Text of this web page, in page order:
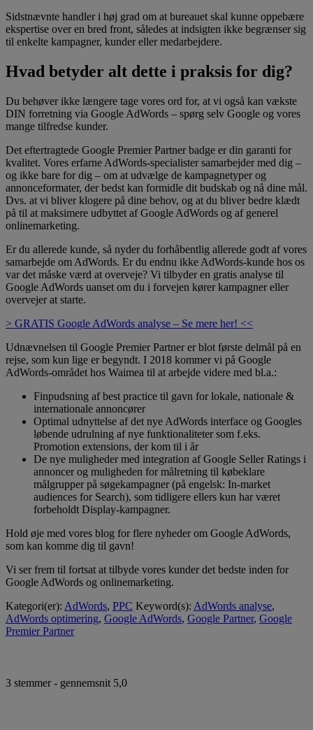
Sidstnævnte handler i høj grad om at bureauet skal kunne oppebære
ekspertise over en bred front, således at indsigten ikke begrænser sig
til enkelte kampagner, kunder eller medarbejdere.
Hvad betyder alt dette i praksis for dig?
Du behøver ikke længere tage vores ord for, at vi også kan vækste
DIN forretning via Google AdWords – spørg selv Google og vores
mange tilfredse kunder.
Det eftertragtede Google Premier Partner badge er din garanti for
kvalitet. Vores erfarne AdWords-specialister samarbejder med dig –
og ikke bare for dig – om at udvælge de kampagnetyper og
annonceformater, der bedst kan formidle dit budskab og nå dine mål.
Dvs. at vi bliver klogere på dine behov, og at du bliver bedre klædt
på til at maksimere udbyttet af Google AdWords og af generel
onlinemarketing.
Er du allerede kunde, så nyder du forhåbentlig allerede godt af vores
samarbejde om AdWords. Er du endnu ikke AdWords-kunde hos os
var det måske værd at overveje? Vi tilbyder en gratis analyse til
Google AdWords uanset om du i forvejen kører kampagner eller
overvejer at starte.
> GRATIS Google AdWords analyse – Se mere her! <<
Udnævnelsen til Google Premier Partner er blot første delmål på en
rejse, som kun lige er begyndt. I 2018 kommer vi på Google
AdWords-området hos Waimea til at arbejde videre med bl.a.:
Finpudsning af best practice til gavn for lokale, nationale &
internationale annoncører
Optimal udnyttelse af det nye AdWords interface og Googles
løbende udrulning af nye funktionaliteter som f.eks.
Promotion extensions, der kom til i år
De nye muligheder med integration af Google Seller Ratings i
annoncer og muligheden for målretning til købeklare
målgrupper på søgekampagner (på engelsk: In-market
audiences for Search), som tidligere ellers kun har været
forbeholdt Display-kampagner.
Hold øje med vores blog for flere nyheder om Google AdWords,
som kan komme dig til gavn!
Vi ser frem til fortsat at tilbyde vores kunder det bedste inden for
Google AdWords og onlinemarketing.
Kategori(er): AdWords, PPC Keyword(s): AdWords analyse,
AdWords optimering, Google AdWords, Google Partner, Google
Premier Partner
3 stemmer - gennemsnit 5,0